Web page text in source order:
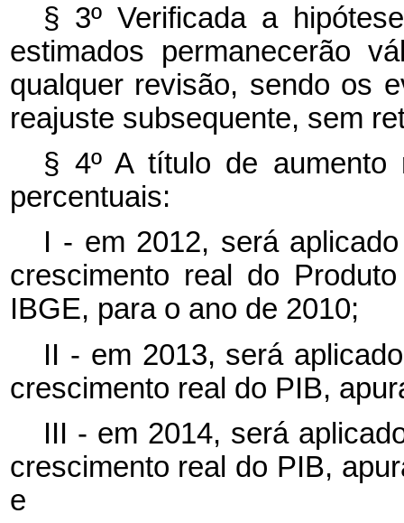
§ 3º Verificada a
estimados permanecerão
qualquer revisão, sendo os
reajuste subsequente, sem
§ 4º A título de aumento
percentuais:
I - em 2012, será
crescimento real do
IBGE, para o ano de 2010;
II - em 2013, será
crescimento real do PIB,
III - em 2014, será
crescimento real do PIB,
e